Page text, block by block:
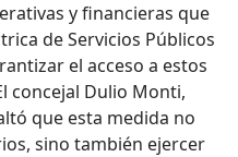
y financieras que
de Servicios Públicos
el acceso a estos
concejal Dulio Monti,
que esta medida no
sino también ejercer